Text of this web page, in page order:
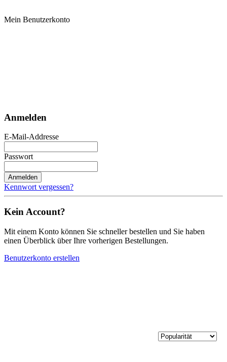
Mein Benutzerkonto
Anmelden
E-Mail-Addresse
Passwort
Anmelden
Kennwort vergessen?
Kein Account?
Mit einem Konto können Sie schneller bestellen und Sie haben
einen Überblick über Ihre vorherigen Bestellungen.
Benutzerkonto erstellen